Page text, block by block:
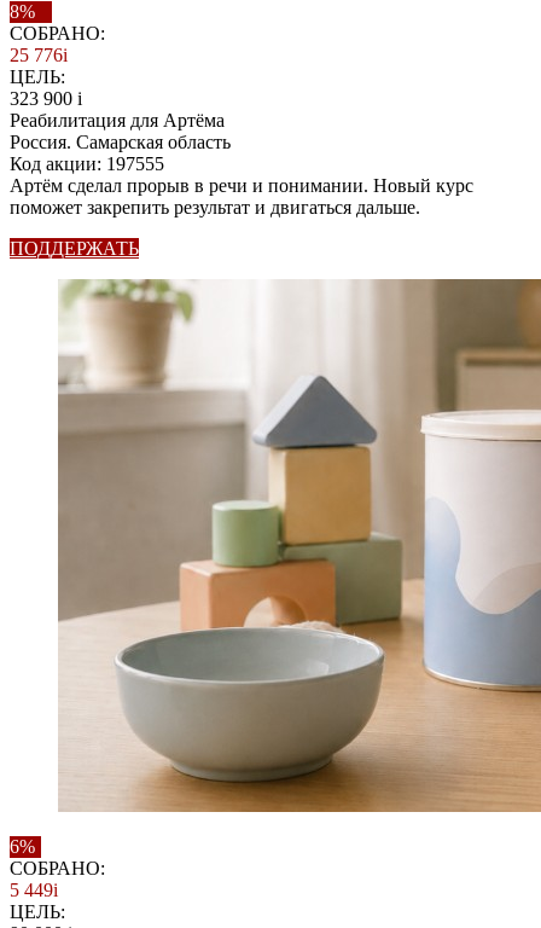
8%
СОБРАНО:
25 776i
ЦЕЛЬ:
323 900 i
Реабилитация для Артёма
Россия. Самарская область
Код акции: 197555
Артём сделал прорыв в речи и понимании. Новый курс
поможет закрепить результат и двигаться дальше.
ПОДДЕРЖАТЬ
6%
СОБРАНО:
5 449i
ЦЕЛЬ: